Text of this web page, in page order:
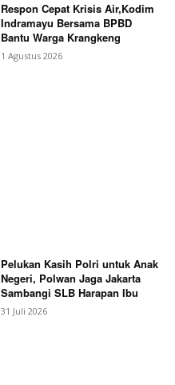
Respon Cepat Krisis Air,Kodim
Indramayu Bersama BPBD
Bantu Warga Krangkeng
1 Agustus 2026
Pelukan Kasih Polri untuk Anak
Negeri, Polwan Jaga Jakarta
Sambangi SLB Harapan Ibu
31 Juli 2026